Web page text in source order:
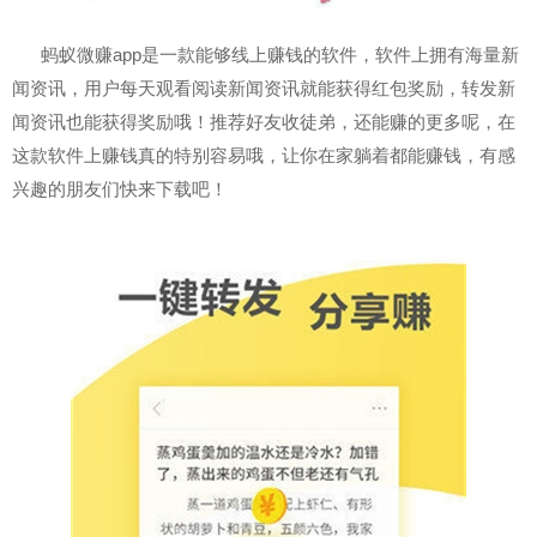
蚂蚁微赚app是一款能够线上赚钱的软件，软件上拥有海量新
闻资讯，用户每天观看阅读新闻资讯就能获得红包奖励，转发新
闻资讯也能获得奖励哦！推荐好友收徒弟，还能赚的更多呢，在
这款软件上赚钱真的特别容易哦，让你在家躺着都能赚钱，有感
兴趣的朋友们快来下载吧！